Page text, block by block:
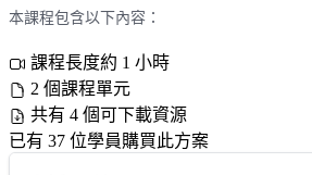
本課程包含以下內容：
課程長度約 1 小時
2 個課程單元
共有 4 個可下載資源
已有 37 位學員購買此方案